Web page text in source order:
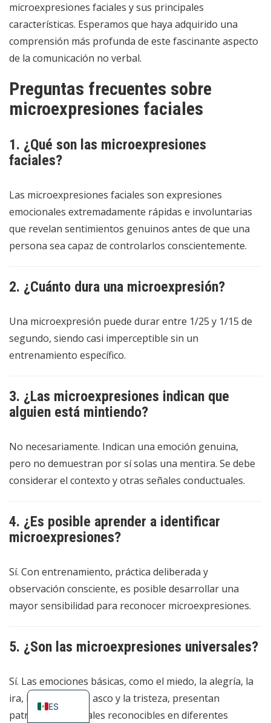
microexpresiones faciales y sus principales
características. Esperamos que haya adquirido una
comprensión más profunda de este fascinante aspecto
de la comunicación no verbal.
Preguntas frecuentes sobre
microexpresiones faciales
1. ¿Qué son las microexpresiones
faciales?
Las microexpresiones faciales son expresiones
emocionales extremadamente rápidas e involuntarias
que revelan sentimientos genuinos antes de que una
persona sea capaz de controlarlos conscientemente.
2. ¿Cuánto dura una microexpresión?
Una microexpresión puede durar entre 1/25 y 1/15 de
segundo, siendo casi imperceptible sin un
entrenamiento específico.
3. ¿Las microexpresiones indican que
alguien está mintiendo?
No necesariamente. Indican una emoción genuina,
pero no demuestran por sí solas una mentira. Se debe
considerar el contexto y otras señales conductuales.
4. ¿Es posible aprender a identificar
microexpresiones?
Sí. Con entrenamiento, práctica deliberada y
observación consciente, es posible desarrollar una
mayor sensibilidad para reconocer microexpresiones.
5. ¿Son las microexpresiones universales?
Sí. Las emociones básicas, como el miedo, la alegría, la
ira, la sorpresa, el asco y la tristeza, presentan
patrones universales reconocibles en diferentes
ES
PT_BR